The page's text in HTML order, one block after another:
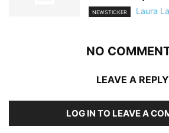
NEWSTICKER Laura
NO
LEAVE A REPLY
LOG IN TO LEAVE A